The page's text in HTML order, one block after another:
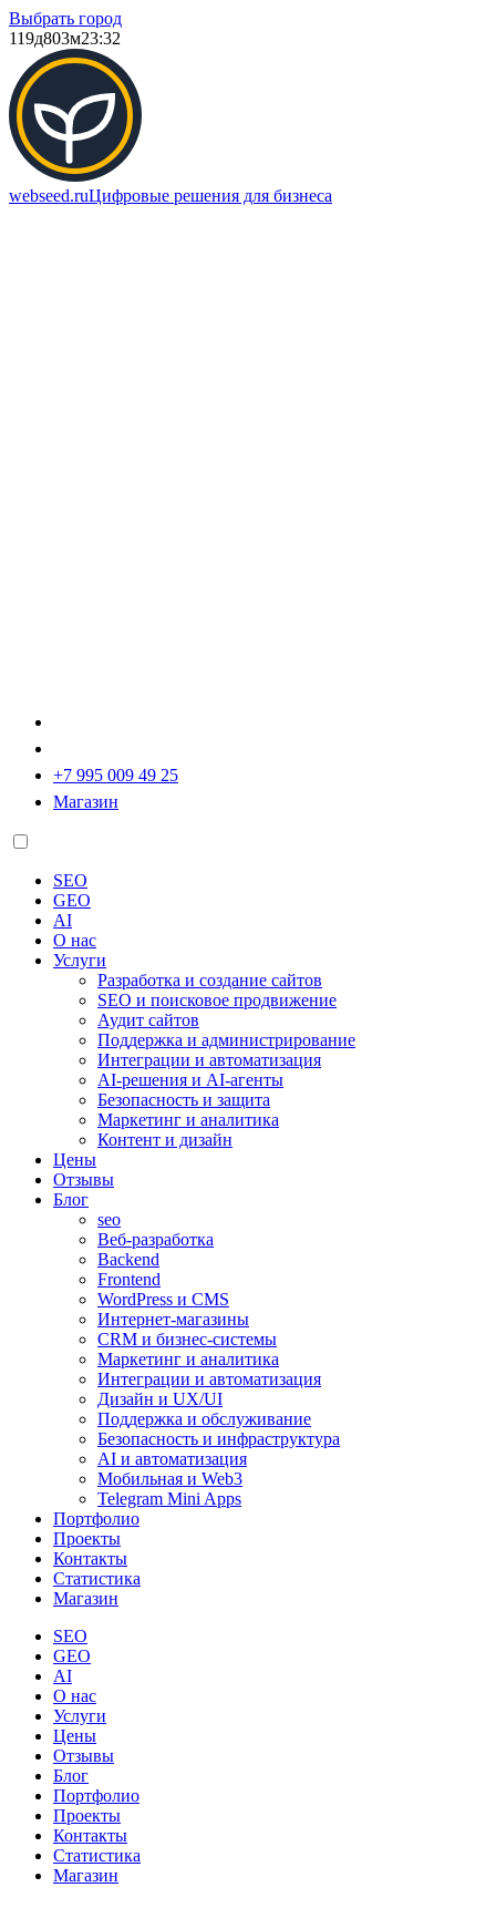
Выбрать город
119д803м23:32
webseed.ruЦифровые решения для бизнеса
+7 995 009 49 25
Магазин
SEO
GEO
AI
О нас
Услуги
Разработка и создание сайтов
SEO и поисковое продвижение
Аудит сайтов
Поддержка и администрирование
Интеграции и автоматизация
AI-решения и AI-агенты
Безопасность и защита
Маркетинг и аналитика
Контент и дизайн
Цены
Отзывы
Блог
seo
Веб-разработка
Backend
Frontend
WordPress и CMS
Интернет-магазины
CRM и бизнес-системы
Маркетинг и аналитика
Интеграции и автоматизация
Дизайн и UX/UI
Поддержка и обслуживание
Безопасность и инфраструктура
AI и автоматизация
Мобильная и Web3
Telegram Mini Apps
Портфолио
Проекты
Контакты
Статистика
Магазин
SEO
GEO
AI
О нас
Услуги
Цены
Отзывы
Блог
Портфолио
Проекты
Контакты
Статистика
Магазин